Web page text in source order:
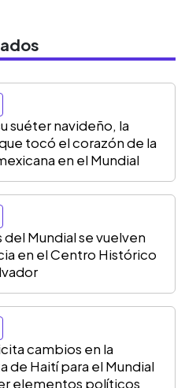
suéter navideño, la
tocó el corazón de la
en el Mundial
del Mundial se vuelven
en el Centro Histórico
cambios en la
de Haití para el Mundial
elementos políticos